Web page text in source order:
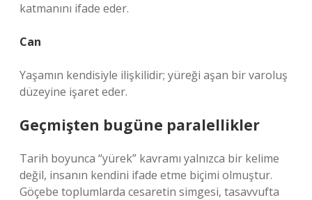
katmanını ifade eder.
Can
Yaşamın kendisiyle ilişkilidir; yüreği aşan bir varoluş
düzeyine işaret eder.
Geçmişten bugüne paralellikler
Tarih boyunca “yürek” kavramı yalnızca bir kelime
değil, insanın kendini ifade etme biçimi olmuştur.
Göçebe toplumlarda cesaretin simgesi, tasavvufta